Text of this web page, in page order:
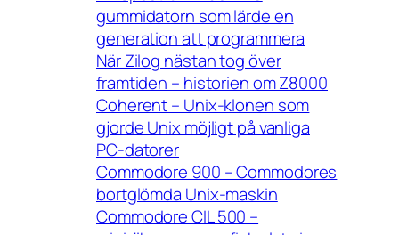
gummidatorn som lärde en
generation att programmera
När Zilog nästan tog över
framtiden – historien om Z8000
Coherent – Unix-klonen som
gjorde Unix möjligt på vanliga
PC-datorer
Commodore 900 – Commodores
bortglömda Unix-maskin
Commodore CIL 500 –